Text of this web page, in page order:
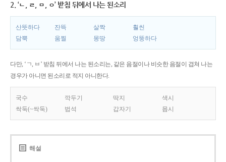
2. ‘ㄴ, ㄹ, ㅁ, ㅇ’ 받침 뒤에서 나는 된소리
산뜻하다 잔뜩 살짝
훨씬
담뿍
움찔 몽땅 엉뚱하다
다만, ‘ㄱ, ㅂ’ 받침 뒤에서 나는 된소리는, 같은 음절이나 비슷한 음절이 겹쳐 나는
경우가 아니면 된소리로 적지 아니한다.
국수 깍두기 딱지
색시
싹둑(~싹둑)
법석 갑자기 몹시
해설